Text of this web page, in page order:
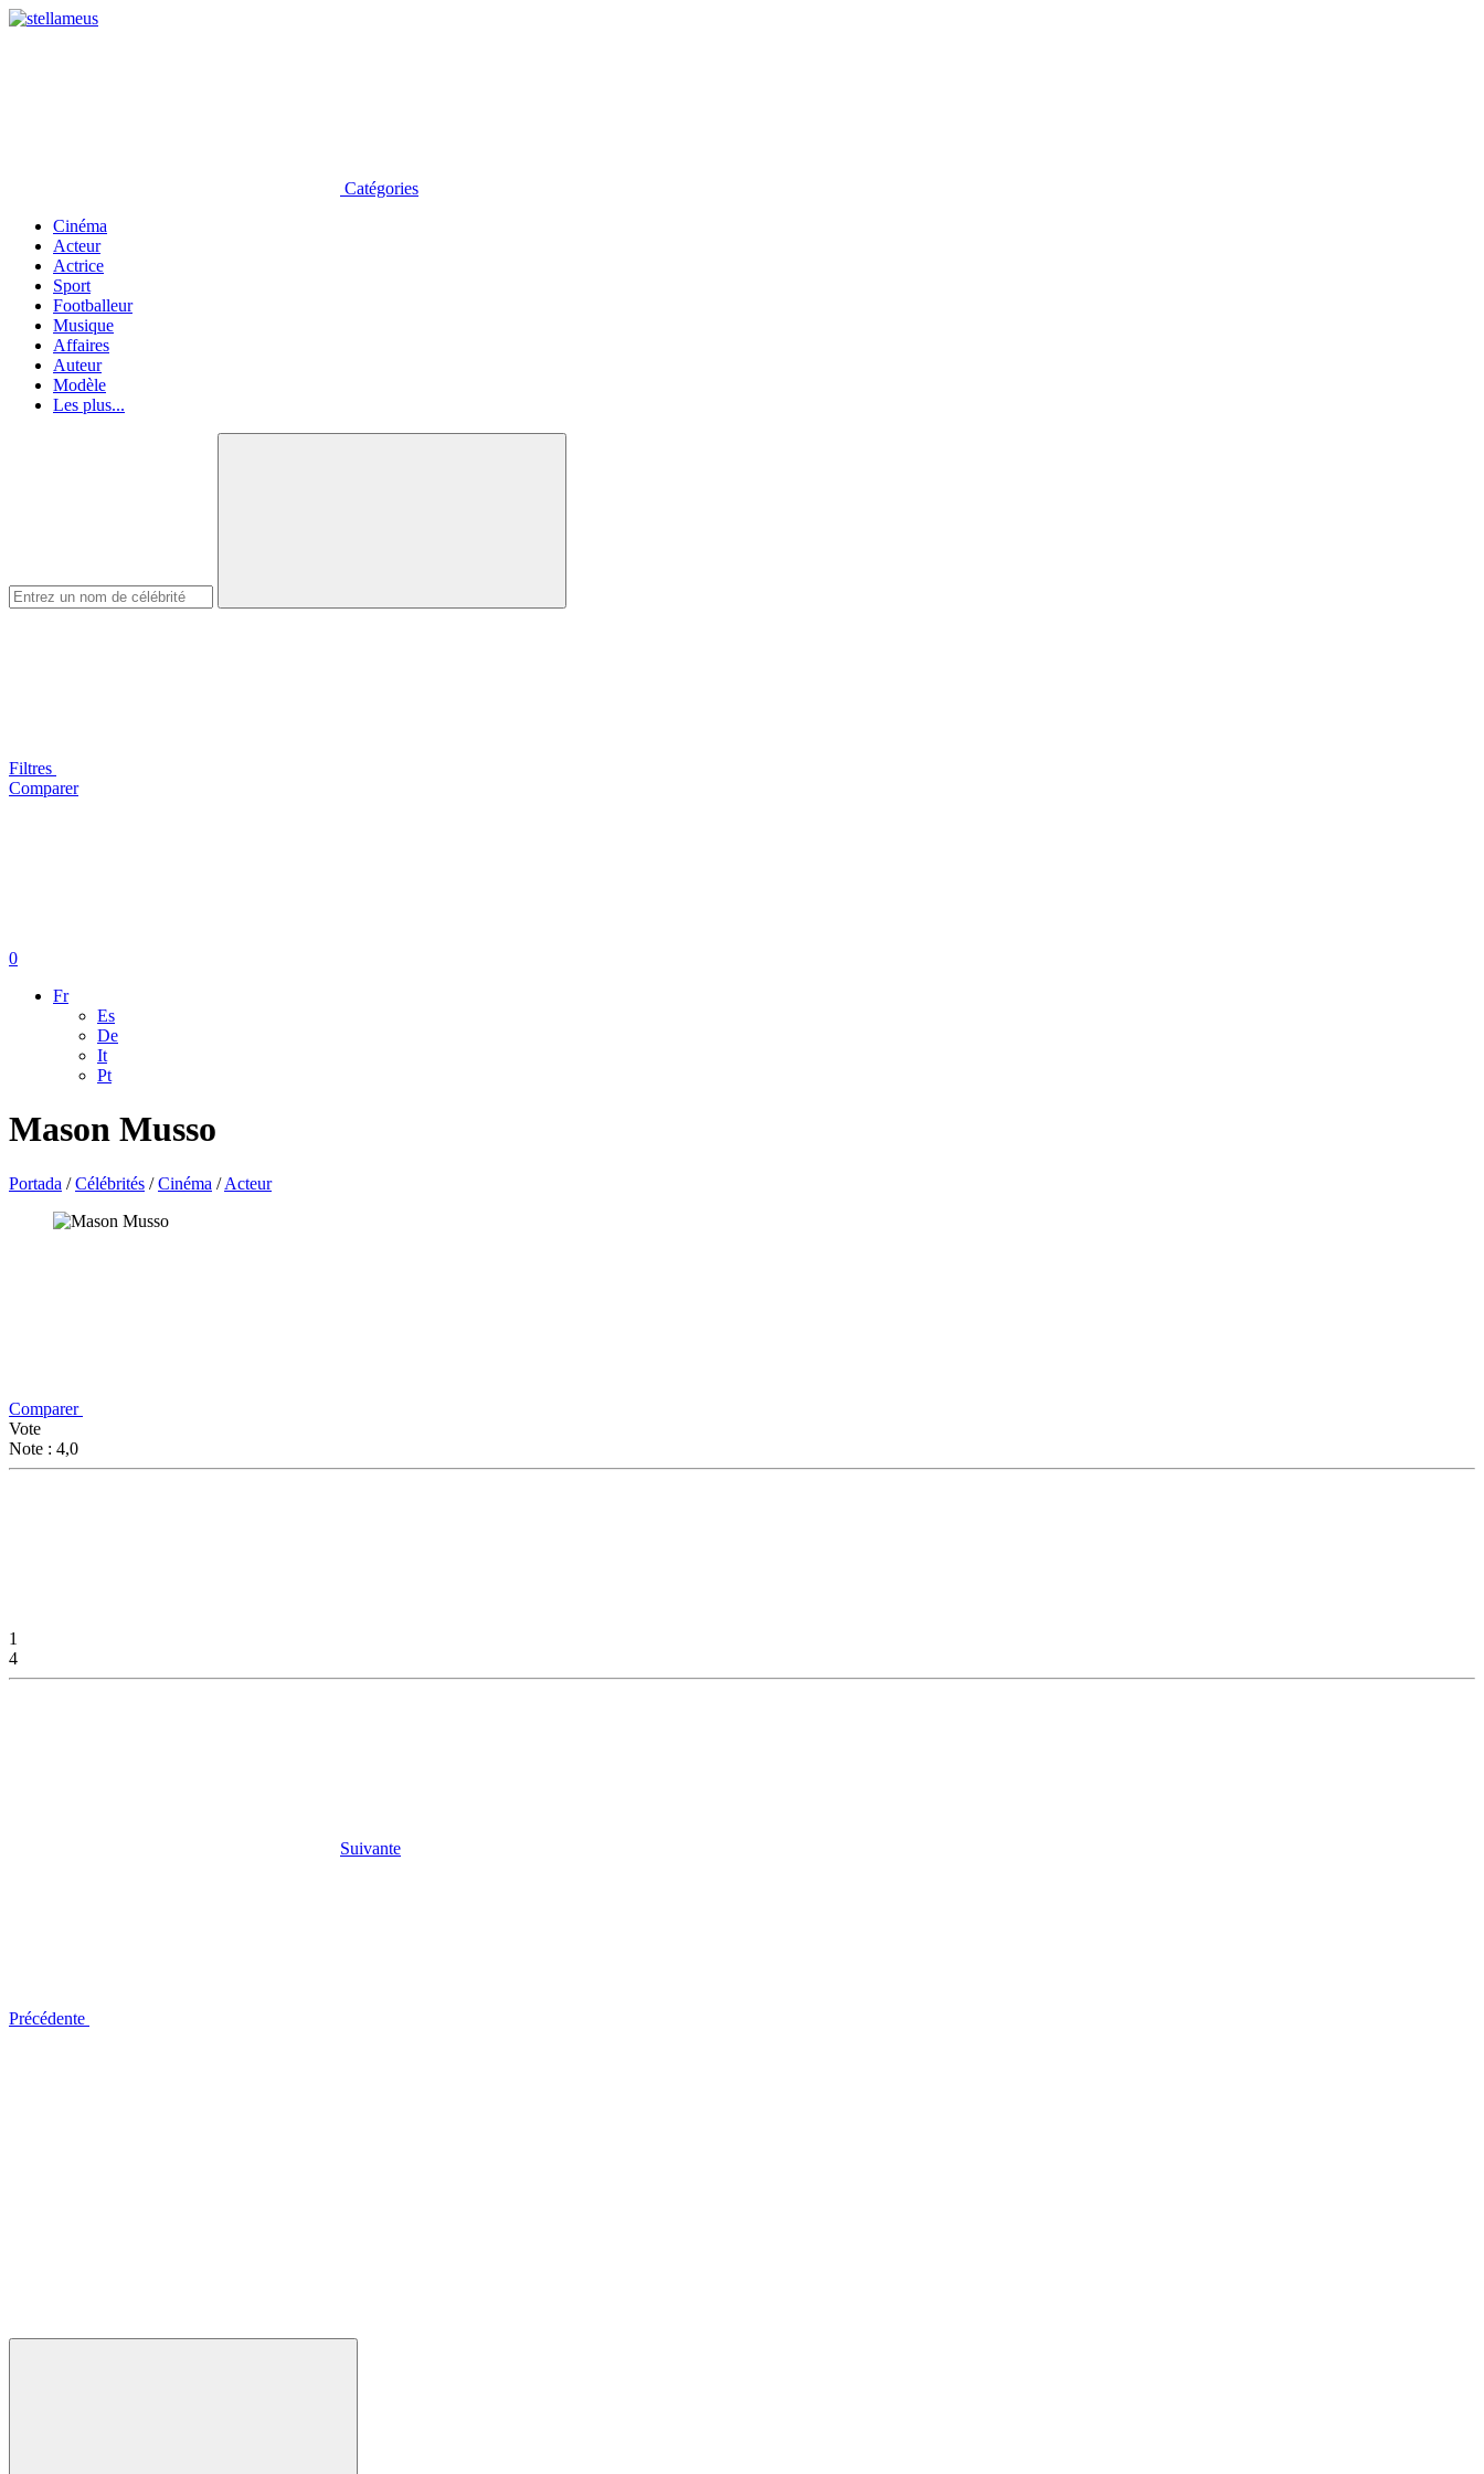
Catégories
Cinéma
Acteur
Actrice
Sport
Footballeur
Musique
Affaires
Auteur
Modèle
Les plus...
Filtres
Comparer
0
Fr
Es
De
It
Pt
Mason Musso
Portada /Célébrités /Cinéma /Acteur
Comparer
Vote
Note : 4,0
1
4
Suivante
Précédente